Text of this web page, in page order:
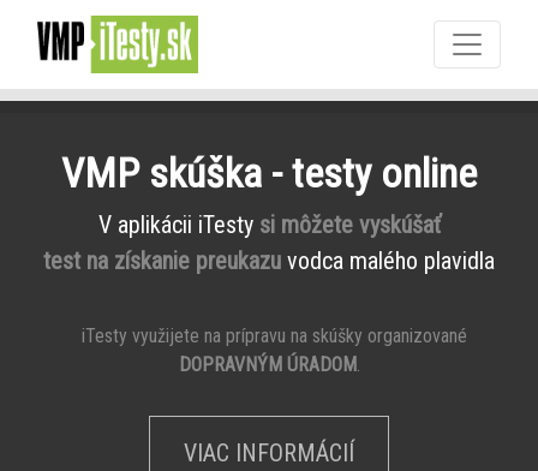
VMP skúška - testy online
V aplikácii iTesty si môžete vyskúšať
test na získanie preukazu vodca malého plavidla
iTesty využijete na prípravu na skúšky organizované
DOPRAVNÝM ÚRADOM.
VIAC INFORMÁCIÍ